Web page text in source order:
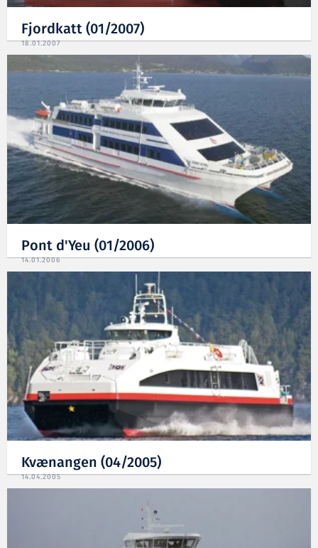
Fjordkatt (01/2007)
18.01.2007
Pont d'Yeu (01/2006)
14.01.2006
Kvænangen (04/2005)
14.04.2005